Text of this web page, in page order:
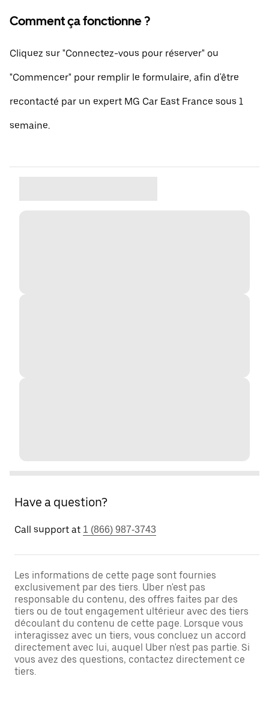
Comment ça fonctionne ?
Cliquez sur "Connectez-vous pour réserver" ou
"Commencer" pour remplir le formulaire, afin d'être
recontacté par un expert MG Car East France sous 1
semaine.
Have a question?
Call support at 1 (866) 987-3743
Les informations de cette page sont fournies
exclusivement par des tiers. Uber n'est pas
responsable du contenu, des offres faites par des
tiers ou de tout engagement ultérieur avec des tiers
découlant du contenu de cette page. Lorsque vous
interagissez avec un tiers, vous concluez un accord
directement avec lui, auquel Uber n'est pas partie. Si
vous avez des questions, contactez directement ce
tiers.